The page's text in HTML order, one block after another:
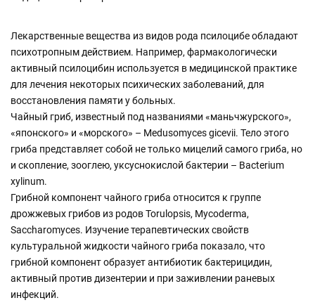
Лекарственные вещества из видов рода псилоцибе обладают
психотропным действием. Например, фармакологически
активный псилоцибин используется в медицинской практике
для лечения некоторых психических заболеваний, для
восстановления памяти у больных.
Чайный гриб, известный под названиями «маньчжурского»,
«японского» и «морского» – Medusomyces gicevii. Тело этого
гриба представляет собой не только мицелий самого гриба, но
и скопление, зооглею, уксуснокислой бактерии – Bacterium
xylinum.
Грибной компонент чайного гриба относится к группе
дрожжевых грибов из родов Torulopsis, Mycoderma,
Saccharomyces. Изучение терапевтических свойств
культуральной жидкости чайного гриба показало, что
грибной компонент образует антибиотик бактерицидин,
активный против дизентерии и при заживлении раневых
инфекций.